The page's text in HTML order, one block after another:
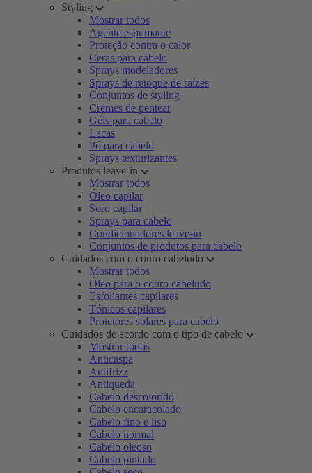
Styling
Mostrar todos
Agente espumante
Proteção contra o calor
Ceras para cabelo
Sprays modeladores
Sprays de retoque de raízes
Conjuntos de styling
Cremes de pentear
Géis para cabelo
Lacas
Pó para cabelo
Sprays texturizantes
Produtos leave-in
Mostrar todos
Óleo capilar
Soro capilar
Sprays para cabelo
Condicionadores leave-in
Conjuntos de produtos para cabelo
Cuidados com o couro cabeludo
Mostrar todos
Óleo para o couro cabeludo
Esfoliantes capilares
Tónicos capilares
Protetores solares para cabelo
Cuidados de acordo com o tipo de cabelo
Mostrar todos
Anticaspa
Antifrizz
Antiqueda
Cabelo descolorido
Cabelo encaracolado
Cabelo fino e liso
Cabelo normal
Cabelo oleoso
Cabelo pintado